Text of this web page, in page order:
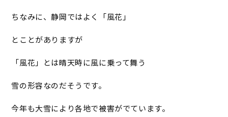
ちなみに、静岡ではよく「風花」
とことがありますが
「風花」とは晴天時に風に乗って舞う
雪の形容なのだそうです。
今年も大雪により各地で被害がでています。